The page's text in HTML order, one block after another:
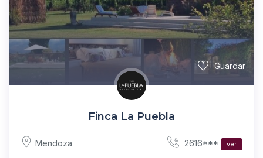
Guardar
Finca La Puebla
Mendoza 2616*** ver